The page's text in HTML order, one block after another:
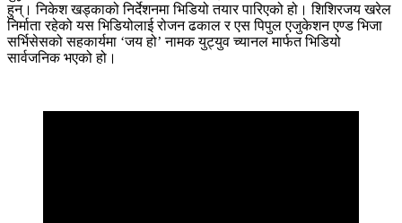
हुन्। निकेश खड्काको निर्देशनमा भिडियो तयार पारिएको हो। शिशिरजय खरेल
निर्माता रहेको यस भिडियोलाई रोजन ढकाल र एस पिपुल एजुकेशन एण्ड भिजा
सर्भिसेसको सहकार्यमा ‘जय हो’ नामक युट्युव च्यानल मार्फत भिडियो
सार्वजनिक भएको हो।